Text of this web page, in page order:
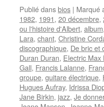
Publié dansbios | Marqué
1982, 1991, 20 décembre,
ou l'histoire d'Albert, album,
Lara, chant, Christine
discographique, De bric et
Duran Duran, Electric Max
Gall, Francis Lalanne,
groupe, guitare électrique,
Hugues Aufray, Idrissa
Jane Birkin, jazz, Je